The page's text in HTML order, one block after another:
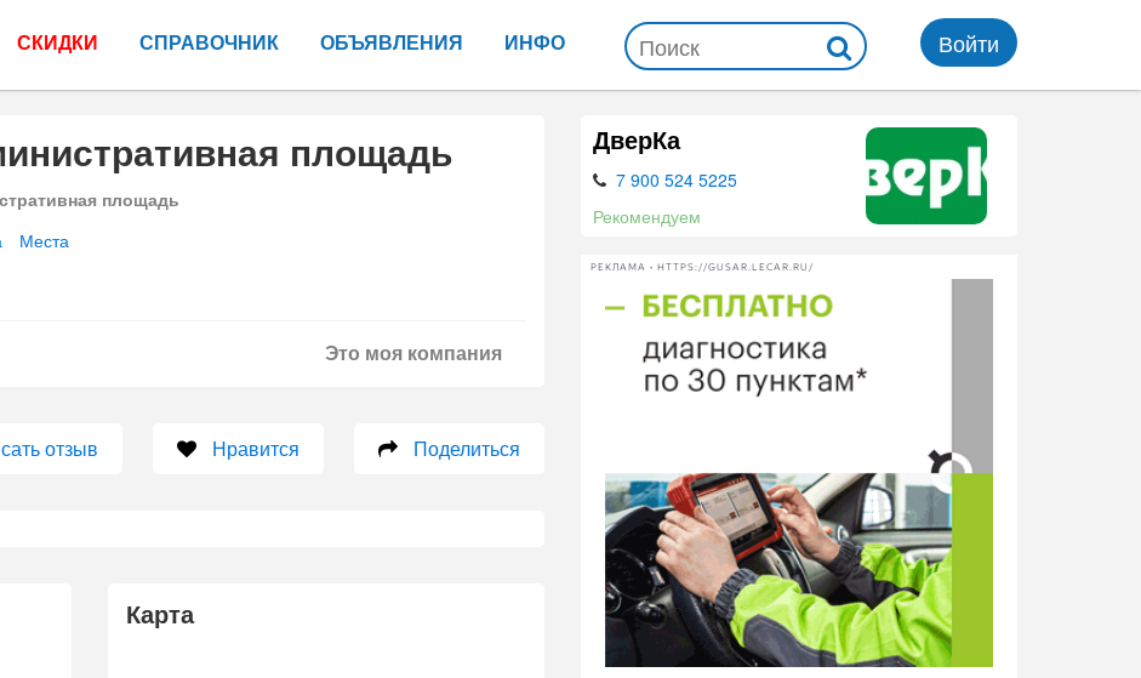
СКИДКИ СПРАВОЧНИК ОБЪЯВЛЕНИЯ ИНФО Войти
площадь
площадь
Места
Это моя компания
отзыв Нравится Поделиться
Карта
ДверКа
7 900 524 5225
Рекомендуем
РЕКЛАМА • HTTPS://GUSAR.LECAR.RU/